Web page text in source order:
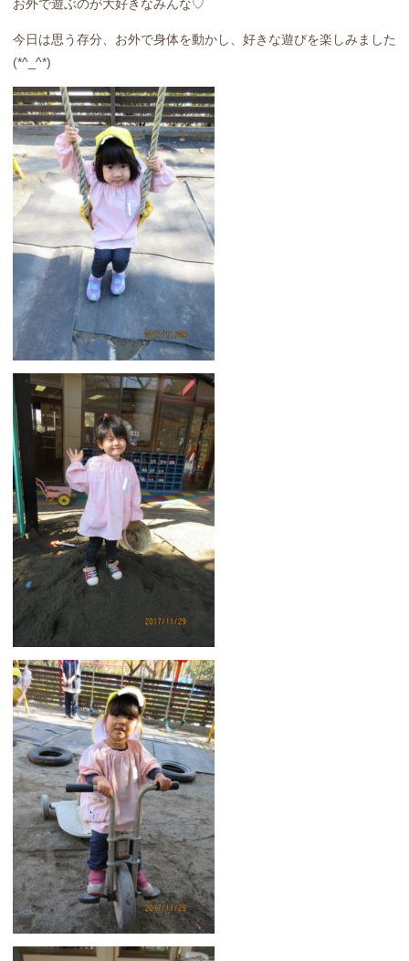
お外で遊ぶのが大好きなみんな♡
今日は思う存分、お外で身体を動かし、好きな遊びを楽しみました
(*^_^*)